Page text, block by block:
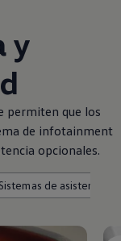
y
permiten que los
de infotainment
opcionales.
Sistemas de asistencia